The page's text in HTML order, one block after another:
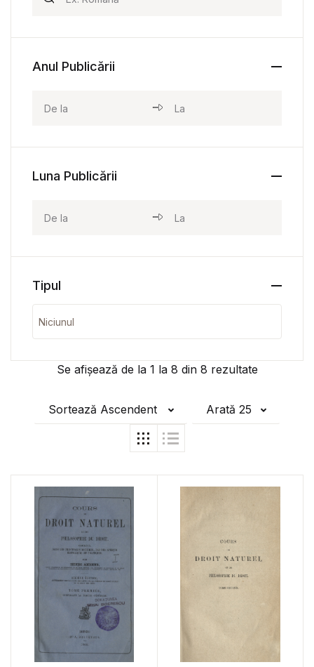
Se afișează de la 1 la 8 din 8 rezultate
Sortează Ascendent Arată 25
Anul Publicării
Luna Publicării
Tipul